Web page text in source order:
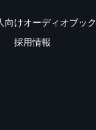
向けオーディオブック
採用情報